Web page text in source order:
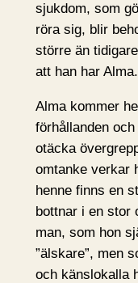
sjukdom, som
röra sig, blir
större än
att han har Alma.
Alma kommer
förhållanden
otäcka
omtanke verkar
henne finns en
bottnar i en stor
man, som hon
”älskare”, men
och känslokalla